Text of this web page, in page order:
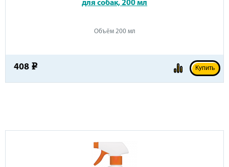
для собак, 200 мл
Объём 200 мл
408 e Купить